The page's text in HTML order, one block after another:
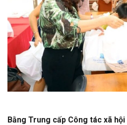
Bằng Trung cấp Công tác xã hội